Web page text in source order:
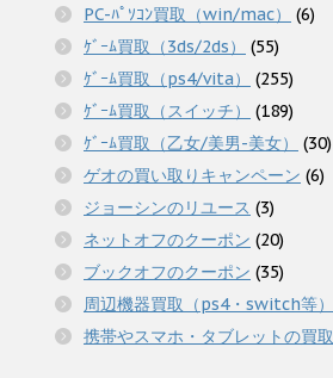
PC-ﾊﾟｿｺﾝ買取（win/mac）
(6)
ｹﾞｰﾑ買取（3ds/2ds）
(55)
ｹﾞｰﾑ買取（ps4/vita）
(255)
ｹﾞｰﾑ買取（スイッチ）
(189)
ｹﾞｰﾑ買取（乙女/美男-美女）
(30)
ゲオの買い取りキャンペーン (6)
ジョーシンのリユース (3)
ネットオフのクーポン (20)
ブックオフのクーポン (35)
周辺機器買取（ps4・switch等）
携帯やスマホ・タブレットの買取